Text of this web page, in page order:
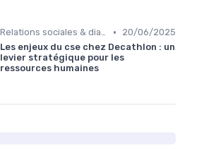
Relations sociales & dialogue social •
20/06/2025
Les enjeux du cse chez Decathlon : un
levier stratégique pour les
ressources humaines